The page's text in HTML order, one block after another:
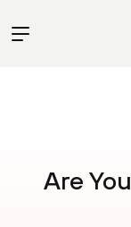
Are